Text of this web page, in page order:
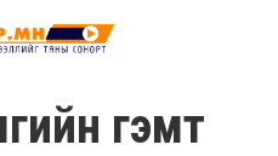
гэмт